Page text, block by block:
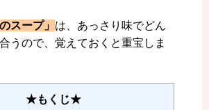
スープ」 は、あっさり味でどん
うので、覚えておくと重宝しま
★もくじ★